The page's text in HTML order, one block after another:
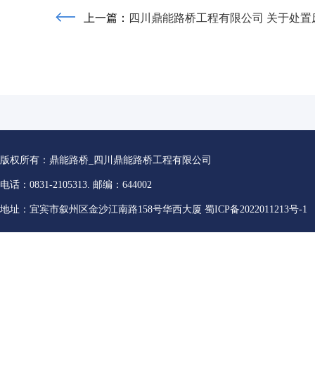
上一篇： 四川鼎能路桥工程有限公司 关于处置
版权所有：鼎能路桥_四川鼎能路桥工程有限公司
电话：0831-2105313. 邮编：644002
地址：宜宾市叙州区金沙江南路158号华西大厦 蜀ICP备2022011213号-1